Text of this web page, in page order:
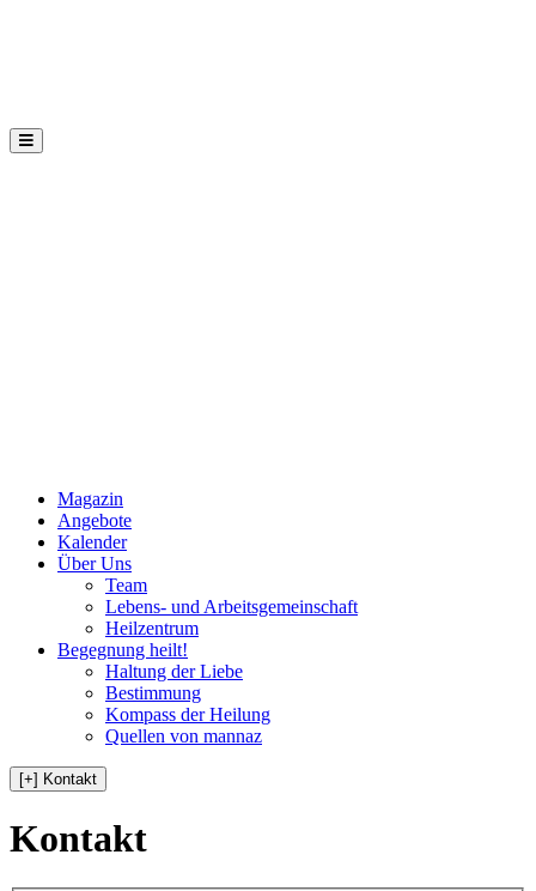
Hauptmenü
Magazin
Angebote
Kalender
Über Uns
Team
Lebens- und Arbeitsgemeinschaft
Heilzentrum
Begegnung heilt!
Haltung der Liebe
Bestimmung
Kompass der Heilung
Quellen von mannaz
[+] Kontakt
Kontakt